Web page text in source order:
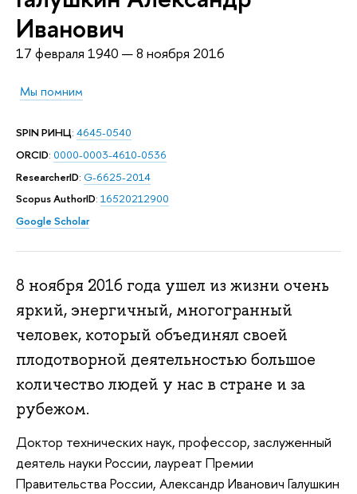
Иванович
17 февраля 1940 — 8 ноября 2016
Мы помним
SPIN РИНЦ: 4645-0540
ORCID: 0000-0003-4610-0536
ResearcherID: G-6625-2014
Scopus AuthorID: 16520212900
Google Scholar
8 ноября 2016 года ушел из жизни очень
яркий, энергичный, многогранный
человек, который объединял своей
плодотворной деятельностью большое
количество людей у нас в стране и за
рубежом.
Доктор технических наук, профессор, заслуженный
деятель науки России, лауреат Премии
Правительства России, Александр Иванович Галушкин